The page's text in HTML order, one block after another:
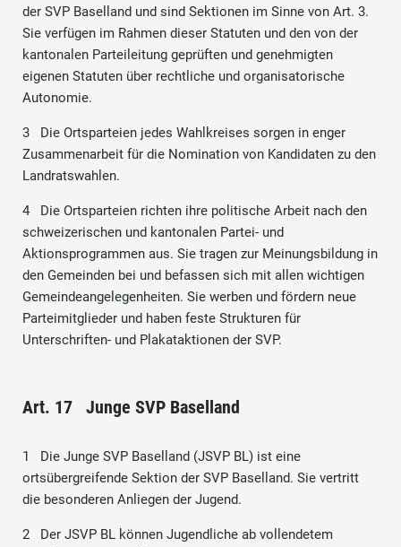
der SVP Baselland und sind Sektionen im Sinne von Art. 3.
Sie verfügen im Rahmen dieser Statuten und den von der
kantonalen Parteileitung geprüften und genehmigten
eigenen Statuten über rechtliche und organisatorische
Autonomie.
3 Die Ortsparteien jedes Wahlkreises sorgen in enger
Zusammenarbeit für die Nomination von Kandidaten zu den
Landratswahlen.
4 Die Ortsparteien richten ihre politische Arbeit nach den
schweizerischen und kantonalen Partei- und
Aktionsprogrammen aus. Sie tragen zur Meinungsbildung in
den Gemeinden bei und befassen sich mit allen wichtigen
Gemeindeangelegenheiten. Sie werben und fördern neue
Parteimitglieder und haben feste Strukturen für
Unterschriften- und Plakataktionen der SVP.
Art. 17 Junge SVP Baselland
1 Die Junge SVP Baselland (JSVP BL) ist eine
ortsübergreifende Sektion der SVP Baselland. Sie vertritt
die besonderen Anliegen der Jugend.
2 Der JSVP BL können Jugendliche ab vollendetem